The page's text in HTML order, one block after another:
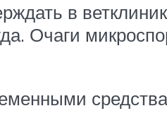
в
Очаги